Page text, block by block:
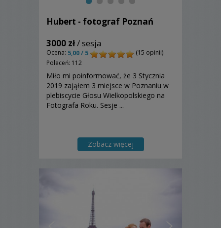
Hubert - fotograf Poznań
3000 zł/ sesja
Ocena: 5,00 / 5
(15 opinii)
Poleceń: 112
Miło mi poinformować, że 3 Stycznia
2019 zająłem 3 miejsce w Poznaniu w
plebiscycie Głosu Wielkopolskiego na
Fotografa Roku. Sesje ...
Zobacz więcej